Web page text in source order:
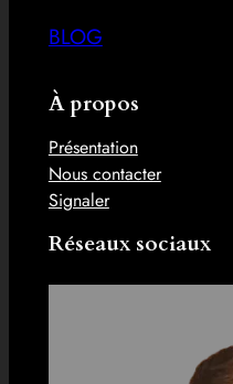
BLOG
À propos
Présentation
Nous contacter
Signaler
Réseaux sociaux